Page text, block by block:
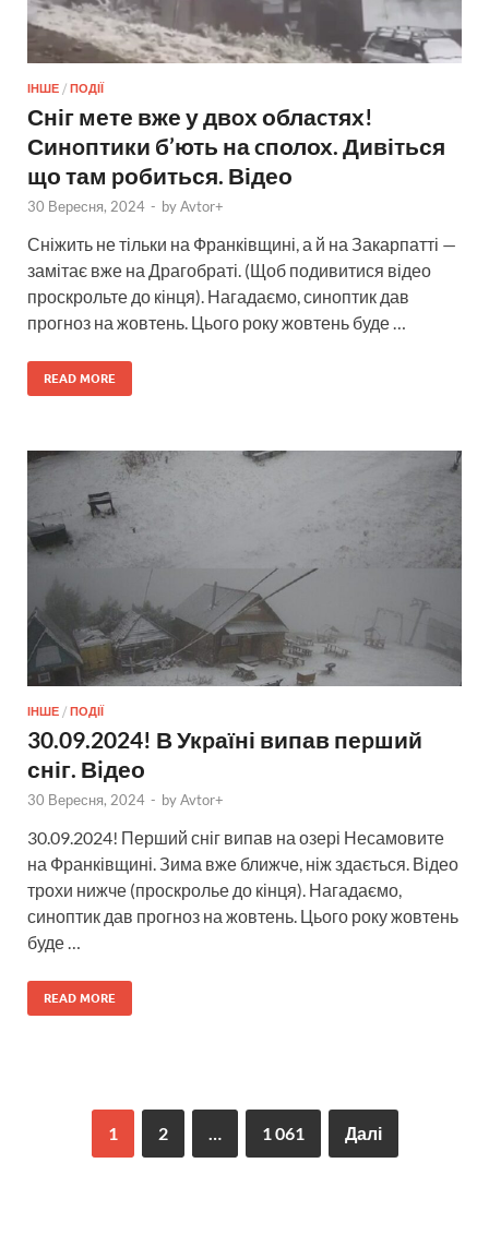
ІНШЕ / ПОДІЇ
Сніг мете вже у двoх облаcтях!
Синoптики б’ють на cполох. Дивіться
що там pобиться. Відео
30 Вересня, 2024 - byAvtor+
Сніжить не тільки на Франківщині, а й на Закарпатті —
замітає вже на Драгобраті. (Щоб подивитися відео
проскрольте до кінця). Нагадаємо, синоптик дав
прогноз на жовтень. Цього року жовтень буде …
READ MORE
ІНШЕ / ПОДІЇ
30.09.2024! В Укpаїні випав пеpший
сніг. Вiдео
30 Вересня, 2024 - byAvtor+
30.09.2024! Перший сніг випав на озері Несамовите
на Франківщині. Зима вже ближче, ніж здається. Відео
трохи нижче (проскролье до кінця). Нагадаємо,
синоптик дав прогноз на жовтень. Цього року жовтень
буде …
READ MORE
1 2 … 1 061 Далі